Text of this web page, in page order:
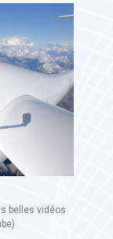
belles vidéos